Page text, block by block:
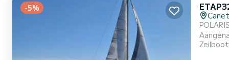
-5%
naar de
Zeilboot